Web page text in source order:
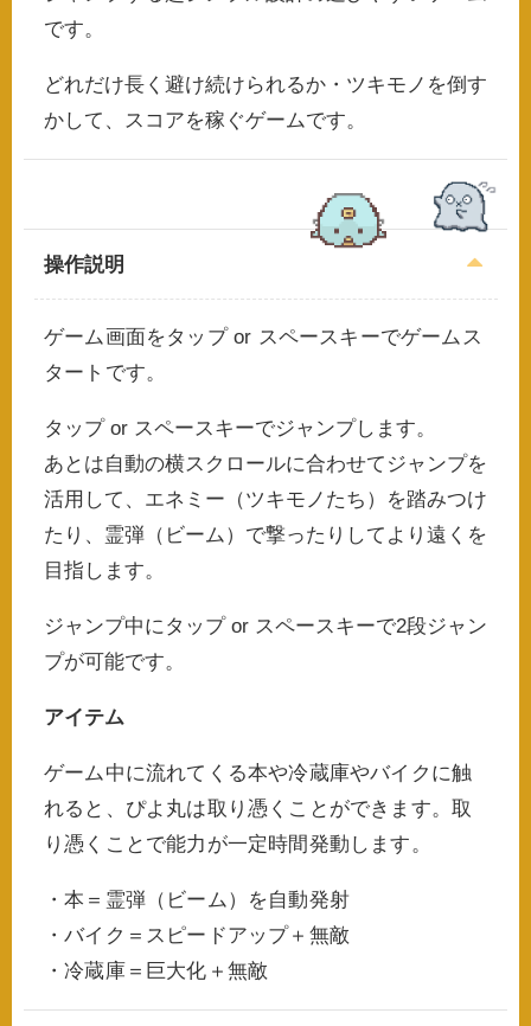
です。
どれだけ長く避け続けられるか・ツキモノを倒す
かして、スコアを稼ぐゲームです。
操作説明
ゲーム画面をタップ or スペースキーでゲームス
タートです。
タップ or スペースキーでジャンプします。
あとは自動の横スクロールに合わせてジャンプを
活用して、エネミー（ツキモノたち）を踏みつけ
たり、霊弾（ビーム）で撃ったりしてより遠くを
目指します。
ジャンプ中にタップ or スペースキーで2段ジャン
プが可能です。
アイテム
ゲーム中に流れてくる本や冷蔵庫やバイクに触
れると、ぴよ丸は取り憑くことができます。取
り憑くことで能力が一定時間発動します。
・本＝霊弾（ビーム）を自動発射
・バイク＝スピードアップ＋無敵
・冷蔵庫＝巨大化＋無敵